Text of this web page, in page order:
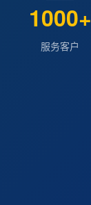
1000+
服务客户